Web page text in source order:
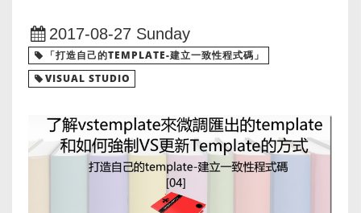
2017-08-27 Sunday
「打造自己的TEMPLATE-建立一致性程式碼」
VISUAL STUDIO